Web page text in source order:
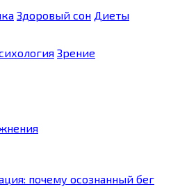
Здоровый сон Диеты
Зрение
почему осознанный бег